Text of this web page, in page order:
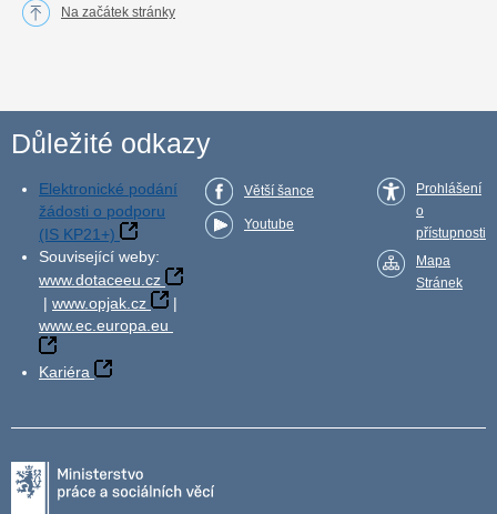
Na začátek stránky
Důležité odkazy
Elektronické podání
žádosti o podporu
(IS KP21+)
Související weby:
www.dotaceeu.cz
| www.opjak.cz
|
www.ec.europa.eu
Kariéra
Větší šance
Youtube
Prohlášení
o
přístupnosti
Mapa
Stránek